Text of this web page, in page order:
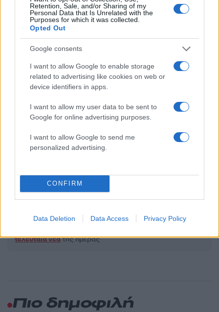
Retention, Sale, and/or Sharing of my
Personal Data that Is Unrelated with the
Purposes for which it was collected.
Opted Out
Google consents
I want to allow Google to enable storage
related to advertising like cookies on web or
device identifiers in apps.
I want to allow my user data to be sent to
Google for online advertising purposes.
I want to allow Google to send me
personalized advertising.
CONFIRM
Data Deletion Data Access Privacy Policy
50 /50
2000 /2000
Υποβολή σχολίου
Όροι Χρήσης . Το site προστατεύεται από reCAPTCHA, ισχύουν
Πολιτική Απορρήτου
Όροι Χρήσηςτης Google.
Ελλάδα
ΑΕΡΟΔΡΟΜΙΟ ΕΛΕΥΘΕΡΙΟΣ ΒΕΝΙΖΕΛΟΣ
ΑΝΑΓΚΑΣΤΙΚΗ ΠΡΟΣΓΕΙΩΣΗ
Share:
Ακολουθήστε το Νewsit.gr στοGoogle Newsκαι
τελευταία νέατης ημέρας
Πιο δημοφιλή